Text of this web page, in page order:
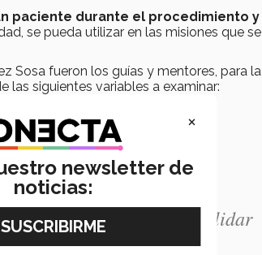
paciente durante el procedimiento y
se pueda utilizar en las misiones que se
Sosa fueron los guías y mentores, para la
siguientes variables a examinar:
que permite validar
profesora Gisela
×
newsletter de
noticias: